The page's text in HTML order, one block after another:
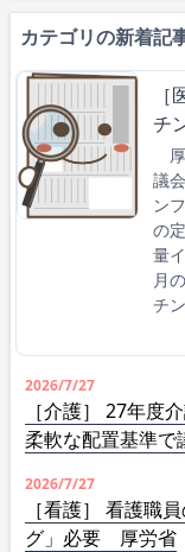
カテゴリの新着記
チ
議
ン
の
量
月
チ
2026/7/27
［介護］ 27年度
柔軟な配置基準で
2026/7/27
［看護］ 看護職
グ」必要 厚労省